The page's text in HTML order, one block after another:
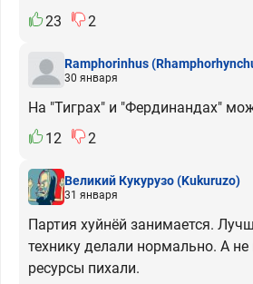
23
2
Ramphorinhus
30 января
На "Тиграх" и "Фердинандах"
12
2
Великий Кукурузо(Kukuruzo)
31 января
Партия хуйнёй занимается.
технику делали нормально. А
ресурсы пихали.